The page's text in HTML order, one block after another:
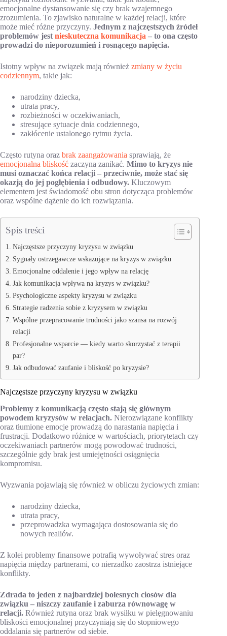
emocjonalne dystansowanie się czy brak wzajemnego
zrozumienia. To zjawisko naturalne w każdej relacji, które
może mieć różne przyczyny. Jednym z najczęstszych źródeł
problemów jest nieskuteczna komunikacja – to ona często
prowadzi do nieporozumień i rosnącego napięcia.
Istotny wpływ na związek mają również zmiany w życiu
codziennym, takie jak:
narodziny dziecka,
utrata pracy,
rozbieżności w oczekiwaniach,
stresujące sytuacje dnia codziennego,
zakłócenie ustalonego rytmu życia.
Często rutyna oraz brak zaangażowania sprawiają, że
emocjonalna bliskość zaczyna zanikać. Mimo to kryzys nie
musi oznaczać końca relacji – przeciwnie, może stać się
okazją do jej pogłębienia i odbudowy. Kluczowym
elementem jest świadomość obu stron dotycząca problemów
oraz wspólne dążenie do ich rozwiązania.
Spis treści
Najczęstsze przyczyny kryzysu w związku
Sygnały ostrzegawcze wskazujące na kryzys w związku
Emocjonalne oddalenie i jego wpływ na relację
Jak komunikacja wpływa na kryzys w związku?
Psychologiczne aspekty kryzysu w związku
Strategie radzenia sobie z kryzysem w związku
Wspólne przepracowanie trudności jako szansa na rozwój
relacji
Profesjonalne wsparcie — kiedy warto skorzystać z terapii
par?
Jak odbudować zaufanie i bliskość po kryzysie?
Najczęstsze przyczyny kryzysu w związku
Problemy z komunikacją często stają się głównym
powodem kryzysów w relacjach. Nierozwiązane konflikty
oraz tłumione emocje prowadzą do narastania napięcia i
frustracji. Dodatkowo różnice w wartościach, priorytetach czy
oczekiwaniach partnerów mogą powodować trudności,
szczególnie gdy brak jest umiejętności osiągnięcia
kompromisu.
Wyzwania pojawiają się również w obliczu życiowych zmian:
narodziny dziecka,
utrata pracy,
przeprowadzka wymagająca dostosowania się do
nowych realiów.
Z kolei problemy finansowe potrafią wywoływać stres oraz
napięcia między partnerami, co nierzadko zaostrza istniejące
konflikty.
Zdrada to jeden z najbardziej bolesnych ciosów dla
związku – niszczy zaufanie i zaburza równowagę w
relacji. Również rutyna oraz brak wysiłku w pielęgnowaniu
bliskości emocjonalnej przyczyniają się do stopniowego
oddalania się partnerów od siebie.